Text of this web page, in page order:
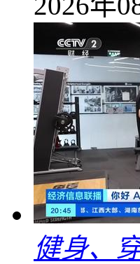
健身、